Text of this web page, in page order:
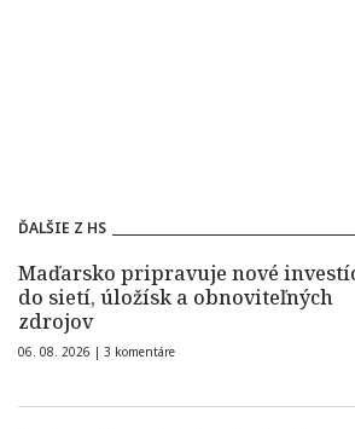
ĎALŠIE Z HS
Maďarsko pripravuje nové
do sietí, úložísk a obnoviteľných
zdrojov
06. 08. 2026 | 3 komentáre